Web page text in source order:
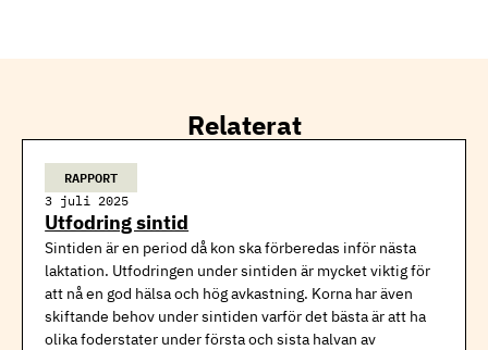
Relaterat
RAPPORT
3 juli 2025
Utfodring sintid
Sintiden är en period då kon ska förberedas inför nästa
laktation. Utfodringen under sintiden är mycket viktig för
att nå en god hälsa och hög avkastning. Korna har även
skiftande behov under sintiden varför det bästa är att ha
olika foderstater under första och sista halvan av